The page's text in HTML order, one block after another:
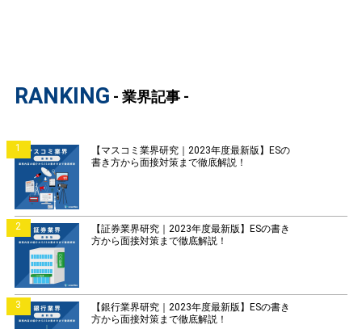
RANKING - 業界記事 -
1
【マスコミ業界研究｜2023年度最新版】ESの
書き方から面接対策まで徹底解説！
2
【証券業界研究｜2023年度最新版】ESの書き
方から面接対策まで徹底解説！
3
【銀行業界研究｜2023年度最新版】ESの書き
方から面接対策まで徹底解説！